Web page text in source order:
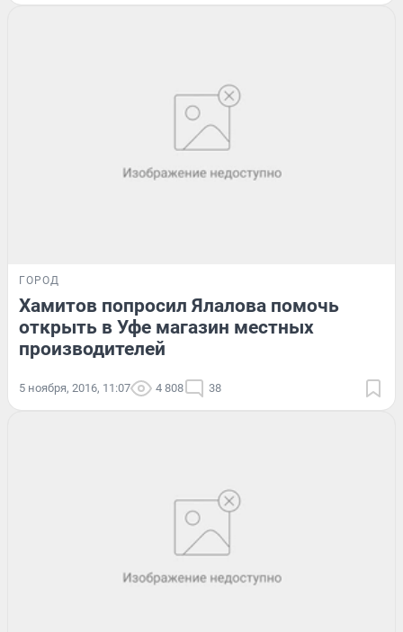
ГОРОД
Хамитов попросил Ялалова помочь
открыть в Уфе магазин местных
производителей
5 ноября, 2016, 11:07 4 808 38